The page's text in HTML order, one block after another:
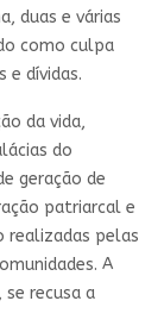
duas e várias
como culpa
e dívidas.
da vida,
do
geração de
patriarcal e
realizadas pelas
A
recusa a